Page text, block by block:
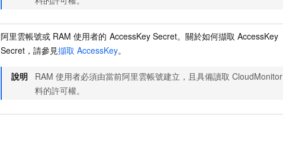
阿里雲帳號或 RAM 使用者的 AccessKey Secret。關於如何擷取 AccessKey
Secret，請參見擷取 AccessKey。
說明 RAM 使用者必須由當前阿里雲帳號建立，且具備讀取 CloudMonitor
料的許可權。